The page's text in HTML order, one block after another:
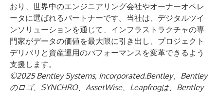
おり、世界中のエンジニアリング会社やオーナーオペレ
ータに選ばれるパートナーです。当社は、デジタルツイ
ンソリューションを通じて、インフラストラクチャの専
門家がデータの価値を最大限に引き出し、プロジェクト
デリバリと資産運用のパフォーマンスを変革できるよう
支援します。
©2025 Bentley Systems, Incorporated.Bentley、Bentley
のロゴ、SYNCHRO、AssetWise、Leapfrogは、Bentley